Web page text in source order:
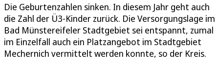
Die Geburtenzahlen sinken. In diesem Jahr geht auch
die Zahl der Ü3-Kinder zurück. Die Versorgungslage im
Bad Münstereifeler Stadtgebiet sei entspannt, zumal
im Einzelfall auch ein Platzangebot im Stadtgebiet
Mechernich vermittelt werden konnte, so der Kreis.